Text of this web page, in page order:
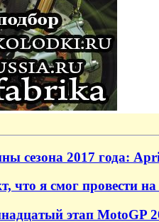
сезона 2017 года:
что я смог провести
этап MotoGP